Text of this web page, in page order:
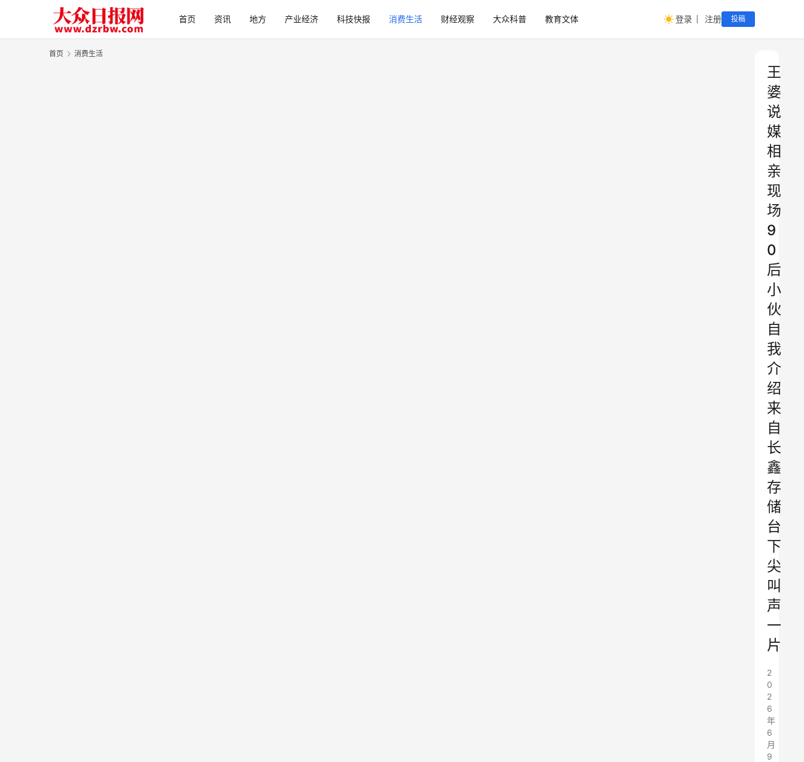
首页 资讯 地方 产业经济 科技快报 消费生活 财经观察 大众科普 教育文体 登录 注册 投稿
首页 消费生活
王
婆
说
媒
相
亲
现
场
9
0
后
小
伙
自
我
介
绍
来
自
长
鑫
存
储
台
下
尖
叫
声
一
片
2
0
2
6
年
6
月
9